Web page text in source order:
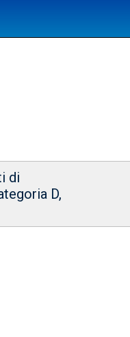
di
D,